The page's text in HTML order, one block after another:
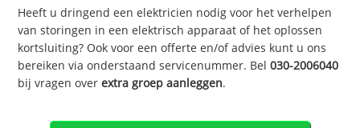
Heeft u dringend een elektricien nodig voor het verhelpen
van storingen in een elektrisch apparaat of het oplossen
kortsluiting? Ook voor een offerte en/of advies kunt u ons
bereiken via onderstaand servicenummer. Bel030-2006040
bij vragen overextra groep aanleggen.